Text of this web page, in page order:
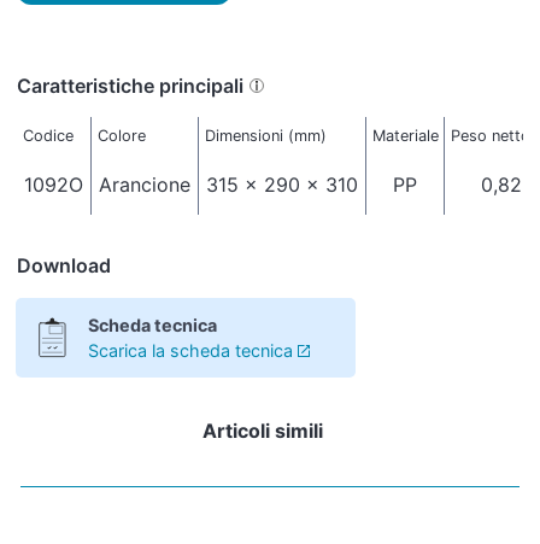
Caratteristiche principali
Codice Colore Dimensioni (mm) Materiale Peso netto
1092O Arancione 315 x 290 x 310 PP 0,825
Download
Scheda tecnica
Scarica la scheda tecnica
Articoli simili